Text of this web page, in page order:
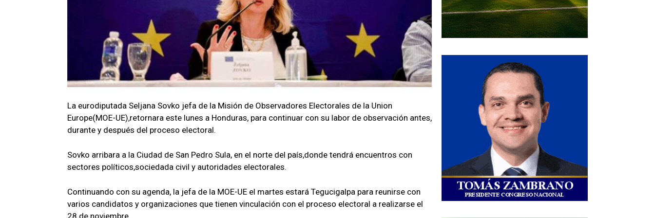
La eurodiputada Seljana Sovko jefa de la Misión de Observadores Electorales de la Union
Europe(MOE-UE),retornara este lunes a Honduras, para continuar con su labor de observación antes,
durante y después del proceso electoral.
Sovko arribara a la Ciudad de San Pedro Sula, en el norte del país,donde tendrá encuentros con
sectores políticos,sociedada civil y autoridades electorales.
Continuando con su agenda, la jefa de la MOE-UE el martes estará Tegucigalpa para reunirse con
varios candidatos y organizaciones que tienen vinculación con el proceso electoral a realizarse el